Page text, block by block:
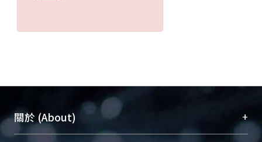
關於 (About) +